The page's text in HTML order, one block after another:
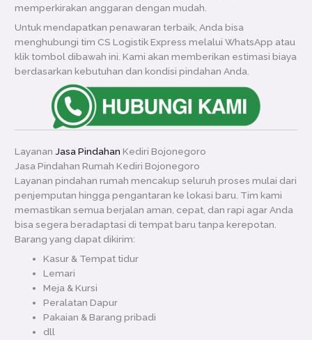
memperkirakan anggaran dengan mudah.
Untuk mendapatkan penawaran terbaik, Anda bisa
menghubungi tim CS Logistik Express melalui WhatsApp atau
klik tombol dibawah ini. Kami akan memberikan estimasi biaya
berdasarkan kebutuhan dan kondisi pindahan Anda.
LayananJasa Pindahan Kediri Bojonegoro
Jasa Pindahan Rumah Kediri Bojonegoro
Layanan pindahan rumah mencakup seluruh proses mulai dari
penjemputan hingga pengantaran ke lokasi baru. Tim kami
memastikan semua berjalan aman, cepat, dan rapi agar Anda
bisa segera beradaptasi di tempat baru tanpa kerepotan.
Barang yang dapat dikirim:
Kasur & Tempat tidur
Lemari
Meja & Kursi
Peralatan Dapur
Pakaian & Barang pribadi
dll